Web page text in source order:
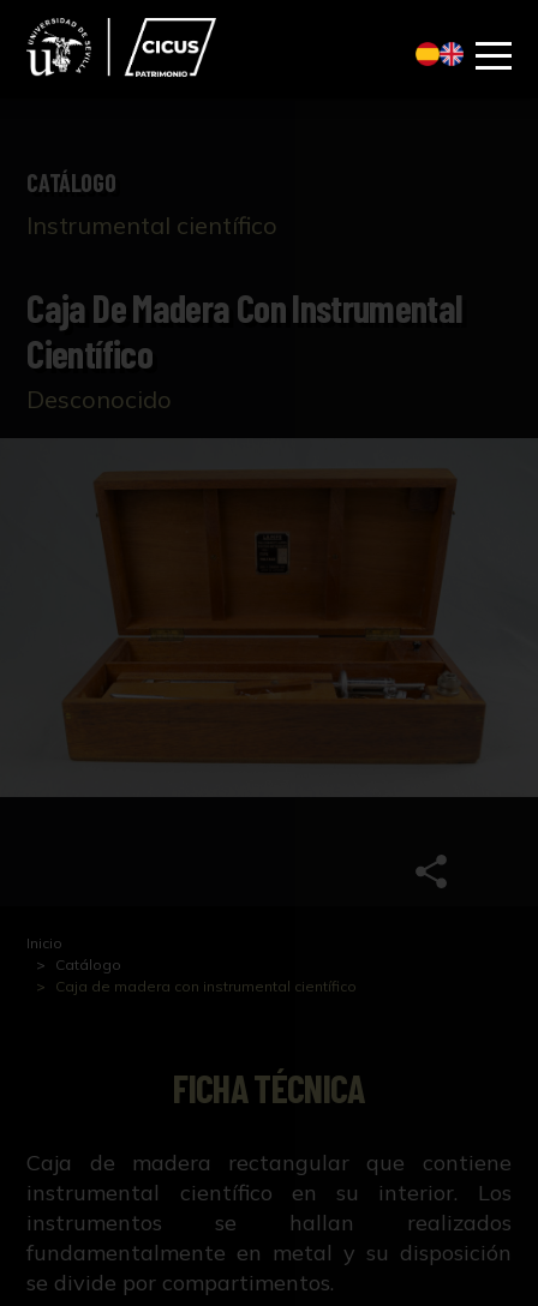
CATÁLOGO
Instrumental científico
Caja De Madera Con Instrumental
Científico
Desconocido
Inicio
Catálogo
Caja de madera con instrumental científico
FICHA TÉCNICA
Caja de madera rectangular que contiene
instrumental científico en su interior. Los
instrumentos se hallan realizados
fundamentalmente en metal y su disposición
se divide por compartimentos.